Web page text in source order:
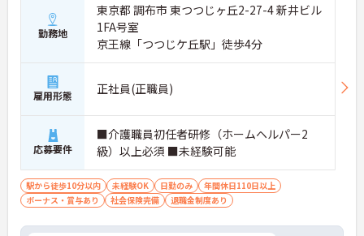
勤務地
東京都 調布市 東つつじヶ丘2-27-4 新井ビル
1FA号室
京王線「つつじケ丘駅」徒歩4分
雇用形態 正社員(正職員)
応募要件
■介護職員初任者研修（ホームヘルパー2
級）以上必須 ■未経験可能
駅から徒歩10分以内 未経験OK 日勤のみ
年間休日110日以上
ボーナス・賞与あり
社会保険完備 退職金制度あり